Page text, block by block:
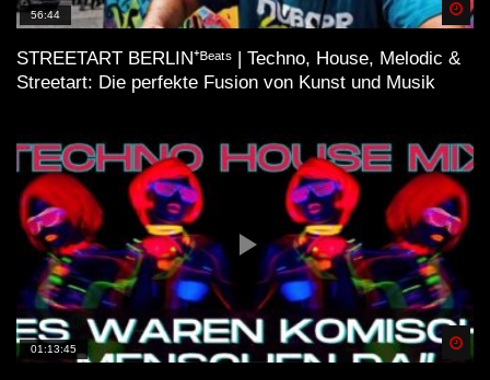
56:44
STREETART BERLIN⁺ᴮᵉᵃᵗˢ | Techno, House, Melodic &
Streetart: Die perfekte Fusion von Kunst und Musik
01:13:45